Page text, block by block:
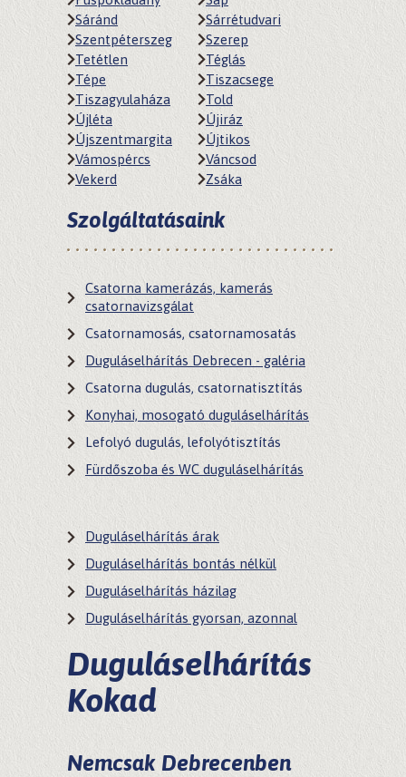
Sáránd
Sárrétudvari
Szentpéterszeg
Szerep
Tetétlen
Téglás
Tépe
Tiszacsege
Tiszagyulaháza
Told
Újléta
Újiráz
Újszentmargita
Újtikos
Vámospércs
Váncsod
Vekerd
Zsáka
Szolgáltatásaink
Csatorna kamerázás, kamerás
csatornavizsgálat
Csatornamosás, csatornamosatás
Duguláselhárítás Debrecen - galéria
Csatorna dugulás, csatornatisztítás
Konyhai, mosogató duguláselhárítás
Lefolyó dugulás, lefolyótisztítás
Fürdőszoba és WC duguláselhárítás
Duguláselhárítás árak
Duguláselhárítás bontás nélkül
Duguláselhárítás házilag
Duguláselhárítás gyorsan, azonnal
Duguláselhárítás
Kokad
Nemcsak Debrecenben